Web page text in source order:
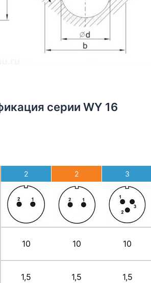
серии WY 16
2
10
1,5
2
10
1,5
3
10
1,5